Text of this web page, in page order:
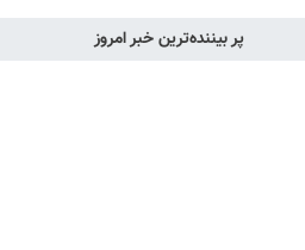
پر بیننده‌ترین خبر امروز